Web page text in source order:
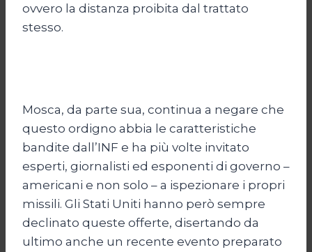
ovvero la distanza proibita dal trattato
stesso.
Mosca, da parte sua, continua a negare che
questo ordigno abbia le caratteristiche
bandite dall’INF e ha più volte invitato
esperti, giornalisti ed esponenti di governo –
americani e non solo – a ispezionare i propri
missili. Gli Stati Uniti hanno però sempre
declinato queste offerte, disertando da
ultimo anche un recente evento preparato